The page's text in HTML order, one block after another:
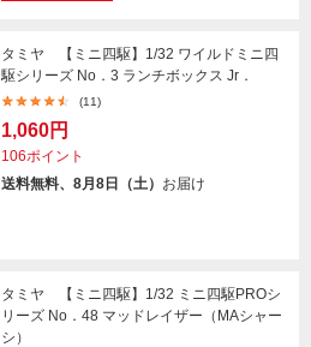
タミヤ 【ミニ四駆】1/32 ワイルドミニ四
駆シリーズ No．3 ランチボックス Jr．
(11)
1,060円
106ポイント
送料無料、8月8日（土） お届け
タミヤ 【ミニ四駆】1/32 ミニ四駆PROシ
リーズ No．48 マッドレイザー（MAシャー
シ）